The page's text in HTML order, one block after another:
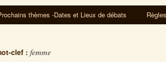
thèmes -Dates et Lieux de débats
clef : femme